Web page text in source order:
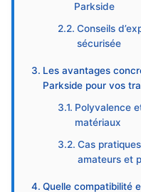
Parkside
Conseils
sécurisée
Les avantages
Parkside pour vos
Polyvalence
matériaux
Cas
amateurs et
Quelle compatibilité